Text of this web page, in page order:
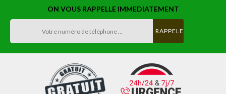
ON VOUS RAPPELLE IMMEDIATEMENT